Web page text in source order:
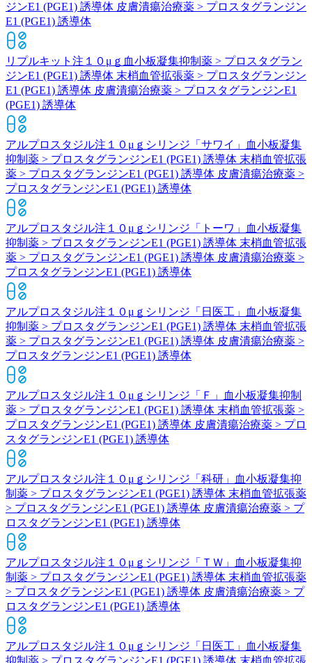
ジンE1 (PGE1) 誘導体 皮膚潰瘍治療薬 > プロスタグランジン
E1 (PGE1) 誘導体
リプルキット注１０μｇ 血小板凝集抑制薬 > プロスタグラン
ジンE1 (PGE1) 誘導体 末梢血管拡張薬 > プロスタグランジン
E1 (PGE1) 誘導体 皮膚潰瘍治療薬 > プロスタグランジンE1
(PGE1) 誘導体
アルプロスタジル注１０μｇシリンジ「サワイ」
血小板凝集
抑制薬 > プロスタグランジンE1 (PGE1) 誘導体 末梢血管拡張
薬 > プロスタグランジンE1 (PGE1) 誘導体 皮膚潰瘍治療薬 >
プロスタグランジンE1 (PGE1) 誘導体
アルプロスタジル注１０μｇシリンジ「トーワ」
血小板凝集
抑制薬 > プロスタグランジンE1 (PGE1) 誘導体 末梢血管拡張
薬 > プロスタグランジンE1 (PGE1) 誘導体 皮膚潰瘍治療薬 >
プロスタグランジンE1 (PGE1) 誘導体
アルプロスタジル注１０μｇシリンジ「日医工」
血小板凝集
抑制薬 > プロスタグランジンE1 (PGE1) 誘導体 末梢血管拡張
薬 > プロスタグランジンE1 (PGE1) 誘導体 皮膚潰瘍治療薬 >
プロスタグランジンE1 (PGE1) 誘導体
アルプロスタジル注１０μｇシリンジ「Ｆ」
血小板凝集抑制
薬 > プロスタグランジンE1 (PGE1) 誘導体 末梢血管拡張薬 >
プロスタグランジンE1 (PGE1) 誘導体 皮膚潰瘍治療薬 > プロ
スタグランジンE1 (PGE1) 誘導体
アルプロスタジル注１０μｇシリンジ「科研」
血小板凝集抑
制薬 > プロスタグランジンE1 (PGE1) 誘導体 末梢血管拡張薬
> プロスタグランジンE1 (PGE1) 誘導体 皮膚潰瘍治療薬 > プ
ロスタグランジンE1 (PGE1) 誘導体
アルプロスタジル注１０μｇシリンジ「ＴＷ」
血小板凝集抑
制薬 > プロスタグランジンE1 (PGE1) 誘導体 末梢血管拡張薬
> プロスタグランジンE1 (PGE1) 誘導体 皮膚潰瘍治療薬 > プ
ロスタグランジンE1 (PGE1) 誘導体
アルプロスタジル注１０μｇシリンジ「日医工」
血小板凝集